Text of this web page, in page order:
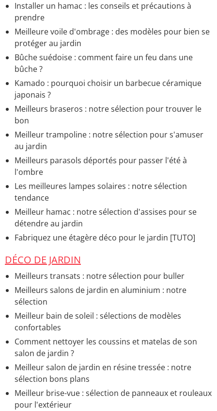
Installer un hamac : les conseils et précautions à
prendre
Meilleure voile d'ombrage : des modèles pour bien se
protéger au jardin
Bûche suédoise : comment faire un feu dans une
bûche ?
Kamado : pourquoi choisir un barbecue céramique
japonais ?
Meilleurs braseros : notre sélection pour trouver le
bon
Meilleur trampoline : notre sélection pour s'amuser
au jardin
Meilleurs parasols déportés pour passer l'été à
l'ombre
Les meilleures lampes solaires : notre sélection
tendance
Meilleur hamac : notre sélection d'assises pour se
détendre au jardin
Fabriquez une étagère déco pour le jardin [TUTO]
DÉCO DE JARDIN
Meilleurs transats : notre sélection pour buller
Meilleurs salons de jardin en aluminium : notre
sélection
Meilleur bain de soleil : sélections de modèles
confortables
Comment nettoyer les coussins et matelas de son
salon de jardin ?
Meilleur salon de jardin en résine tressée : notre
sélection bons plans
Meilleur brise-vue : sélection de panneaux et rouleaux
pour l'extérieur